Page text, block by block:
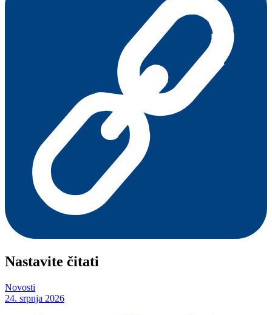
Nastavite čitati
Novosti
24. srpnja 2026